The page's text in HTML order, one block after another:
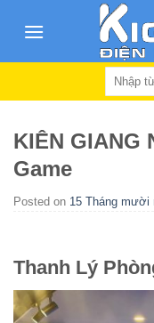
Search
KIÊN GIANG
Game
Posted on 15 Tháng mười
Thanh Lý